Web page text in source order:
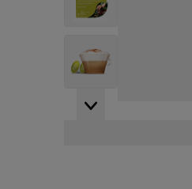
View larger image